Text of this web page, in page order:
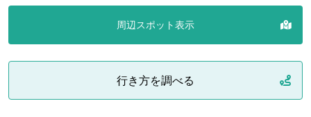
周辺スポット表示
行き方を調べる